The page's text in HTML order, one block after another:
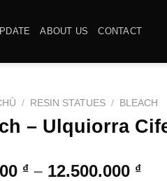
ABOUT US CONTACT
/ RESIN STATUES / BLEACH
– Ulquiorra
₫ – 12.500.000 ₫